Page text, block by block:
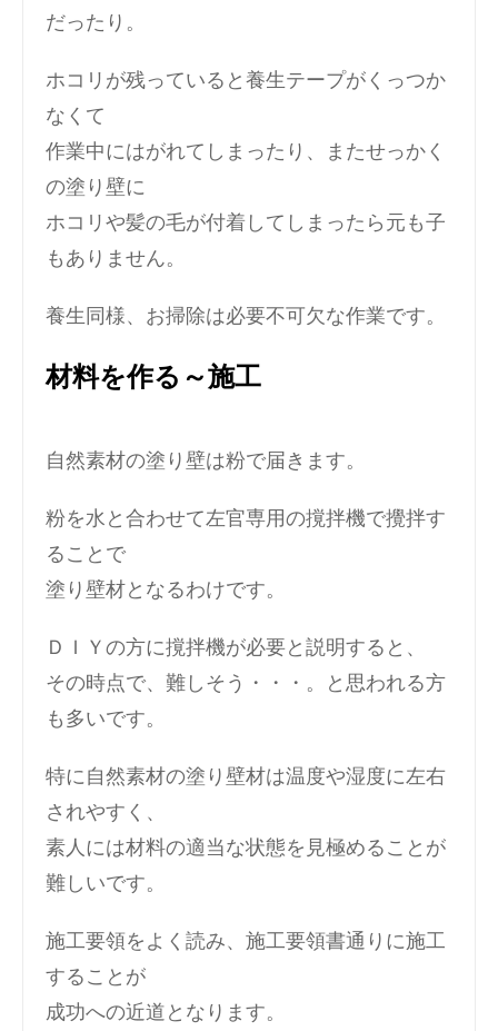
だったり。
ホコリが残っていると養生テープがくっつか
なくて
作業中にはがれてしまったり、またせっかく
の塗り壁に
ホコリや髪の毛が付着してしまったら元も子
もありません。
養生同様、お掃除は必要不可欠な作業です。
材料を作る～施工
自然素材の塗り壁は粉で届きます。
粉を水と合わせて左官専用の撹拌機で攪拌す
ることで
塗り壁材となるわけです。
ＤＩＹの方に撹拌機が必要と説明すると、
その時点で、難しそう・・・。と思われる方
も多いです。
特に自然素材の塗り壁材は温度や湿度に左右
されやすく、
素人には材料の適当な状態を見極めることが
難しいです。
施工要領をよく読み、施工要領書通りに施工
することが
成功への近道となります。